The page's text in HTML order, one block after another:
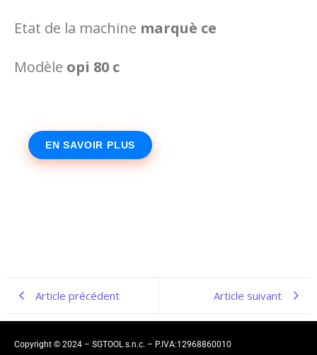
Etat de la machine marquè ce
Modèle opi 80 c
EN SAVOIR PLUS
Article précédent Article suivant
Copyright © 2024 – SGTOOL s.n.c. – P.IVA:12968860010